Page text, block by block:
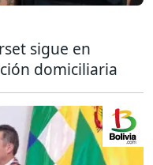
sigue en
domiciliaria